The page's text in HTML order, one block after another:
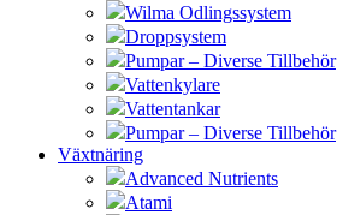
Wilma Odlingssystem
Droppsystem
Pumpar – Diverse Tillbehör
Vattenkylare
Vattentankar
Pumpar – Diverse Tillbehör
Växtnäring
Advanced Nutrients
Atami